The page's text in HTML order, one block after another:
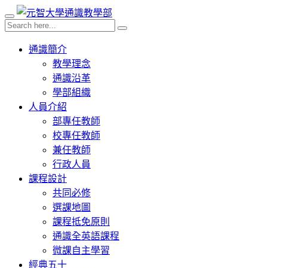
通識簡介
教學理念
通識沿革
學部組織
人員介紹
部專任教師
校專任教師
兼任教師
行政人員
課程設計
共同必修
選課地圖
課程抵免原則
通識全英語課程
微課自主學習
經典五十